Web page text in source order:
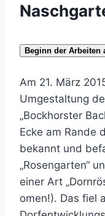
Beginn der Arbeiten
Am 21. März
Umgestaltung
„Bockhorster
Ecke am Rande
bekannt und
„Rosengarten“
einer Art
omen!). Das fiel